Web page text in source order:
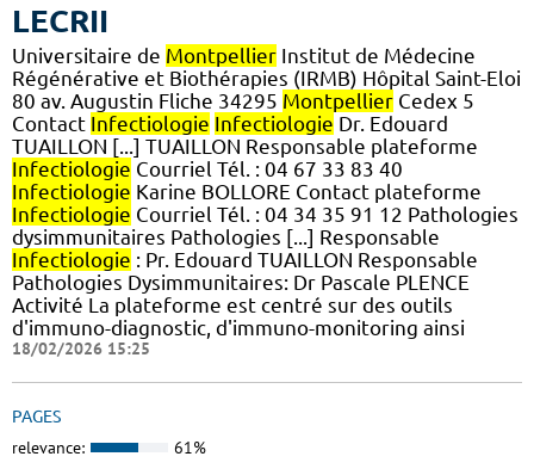
LECRII
Universitaire de Montpellier Institut de Médecine
Régénérative et Biothérapies (IRMB) Hôpital Saint-Eloi
80 av. Augustin Fliche 34295 Montpellier Cedex 5
Contact Infectiologie Infectiologie Dr. Edouard
TUAILLON [...] TUAILLON Responsable plateforme
Infectiologie Courriel Tél. : 04 67 33 83 40
Infectiologie Karine BOLLORE Contact plateforme
Infectiologie Courriel Tél. : 04 34 35 91 12 Pathologies
dysimmunitaires Pathologies [...] Responsable
Infectiologie : Pr. Edouard TUAILLON Responsable
Pathologies Dysimmunitaires: Dr Pascale PLENCE
Activité La plateforme est centré sur des outils
d'immuno-diagnostic, d'immuno-monitoring ainsi
18/02/2026 15:25
PAGES
relevance: 61%